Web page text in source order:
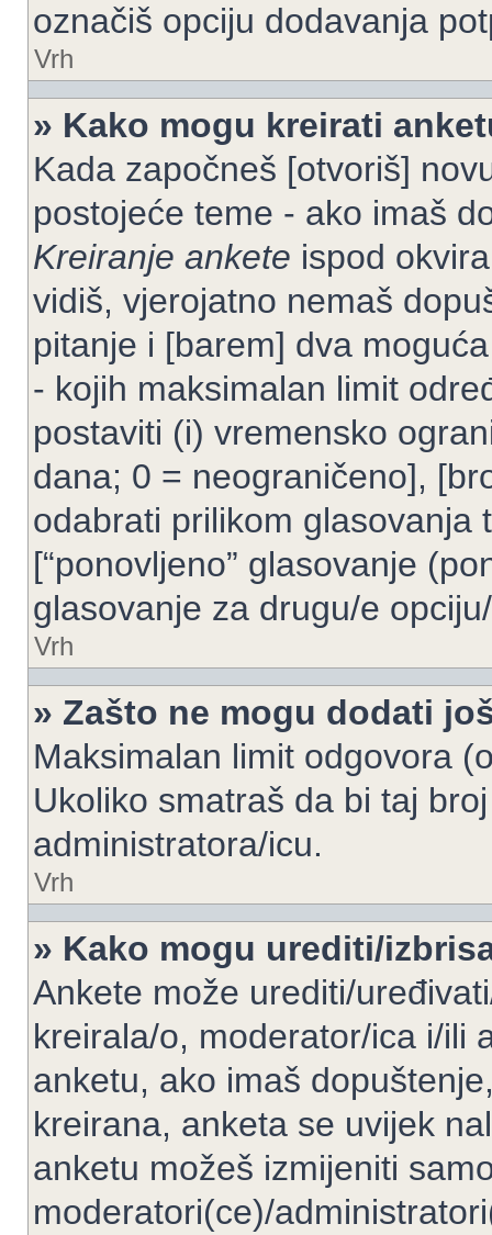
označiš opciju dodavanja
Vrh
» Kako mogu kreirati
Kada započneš [otvoriš]
postojeće teme - ako imaš
Kreiranje ankete ispod
vidiš, vjerojatno nemaš
pitanje i [barem] dva
- kojih maksimalan limit
postaviti (i) vremensko
dana; 0 = neograničeno],
odabrati prilikom glasovanja
[“ponovljeno” glasovanje
glasovanje za drugu/e
Vrh
» Zašto ne mogu dodati
Maksimalan limit odgovora
Ukoliko smatraš da bi taj
administratora/icu.
Vrh
» Kako mogu urediti/
Ankete može urediti/
kreirala/o, moderator/ica i/ili
anketu, ako imaš
kreirana, anketa se uvijek
anketu možeš izmijeniti
moderatori(ce)/